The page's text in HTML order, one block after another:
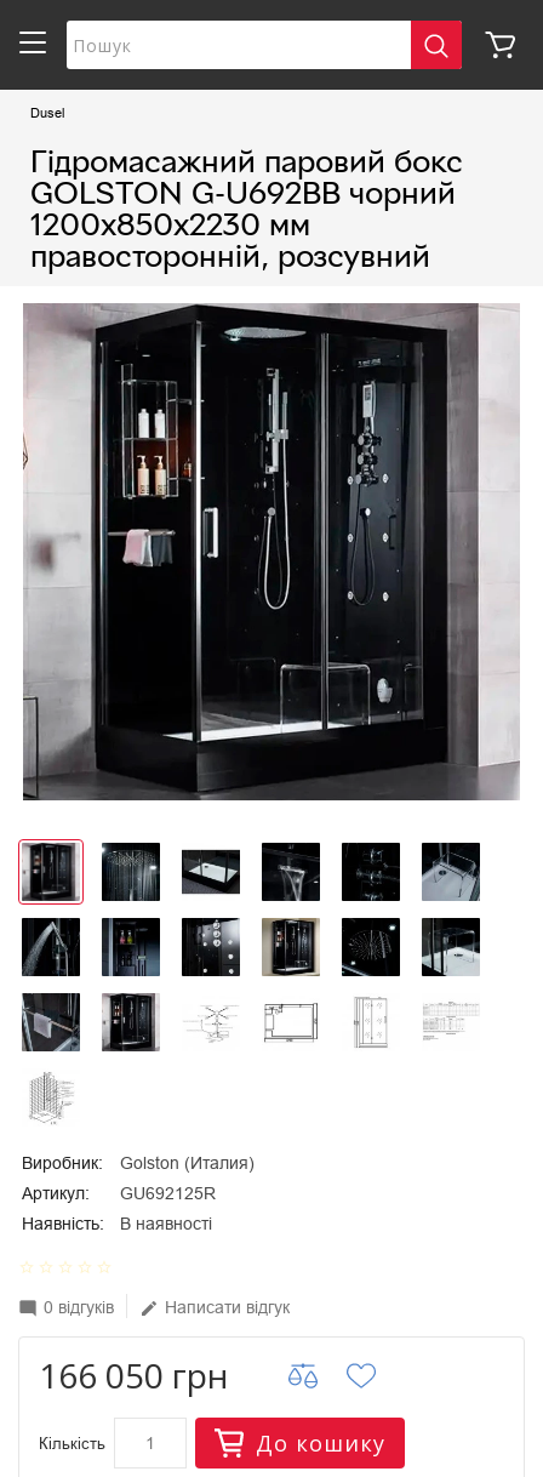
Dusel
Гідромасажний паровий бокс
GOLSTON G-U692BB чорний
1200х850х2230 мм
правосторонній, розсувний
Виробник:
Golston (Италия)
Артикул:
GU692125R
Наявність:
В наявності
star_border star_border star_border star_border star_border
mode_comment 0 відгуків edit Написати відгук
166 050 грн
Кількість До кошику